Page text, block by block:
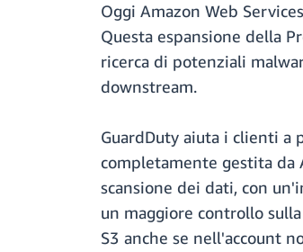
Oggi Amazon Web
Questa espansione della
ricerca di potenziali
downstream.
GuardDuty aiuta i clienti a
completamente gestita da
scansione dei dati, con
un maggiore controllo
S3 anche se nell'account